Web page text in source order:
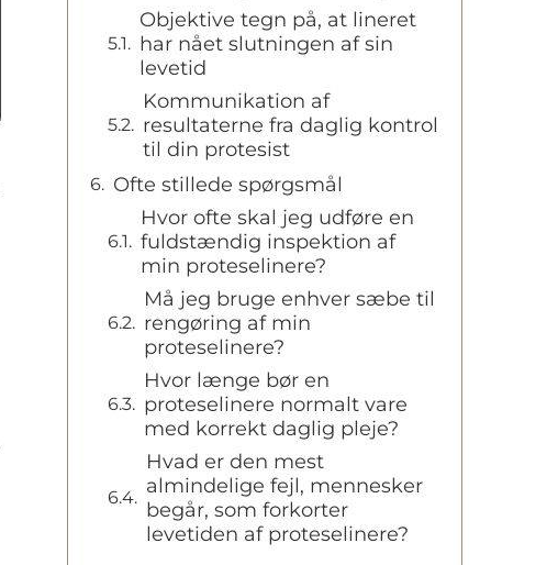
Objektive tegn på, at lineret
har nået slutningen af sin
levetid
Kommunikation af
resultaterne fra daglig kontrol
til din protesist
Ofte stillede spørgsmål
Hvor ofte skal jeg udføre en
fuldstændig inspektion af
min proteselinere?
Må jeg bruge enhver sæbe til
rengøring af min
proteselinere?
Hvor længe bør en
proteselinere normalt vare
med korrekt daglig pleje?
Hvad er den mest
almindelige fejl, mennesker
begår, som forkorter
levetiden af proteselinere?